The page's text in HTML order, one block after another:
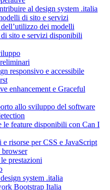
al design system .italia
di sito e servizi
dei modelli
sito e servizi disponibili
responsivo e accessibile
enhancement e Graceful
allo sviluppo del software
le feature disponibili con Can I
risorse per CSS e JavaScript
browser
prestazioni
system .italia
Bootstrap Italia